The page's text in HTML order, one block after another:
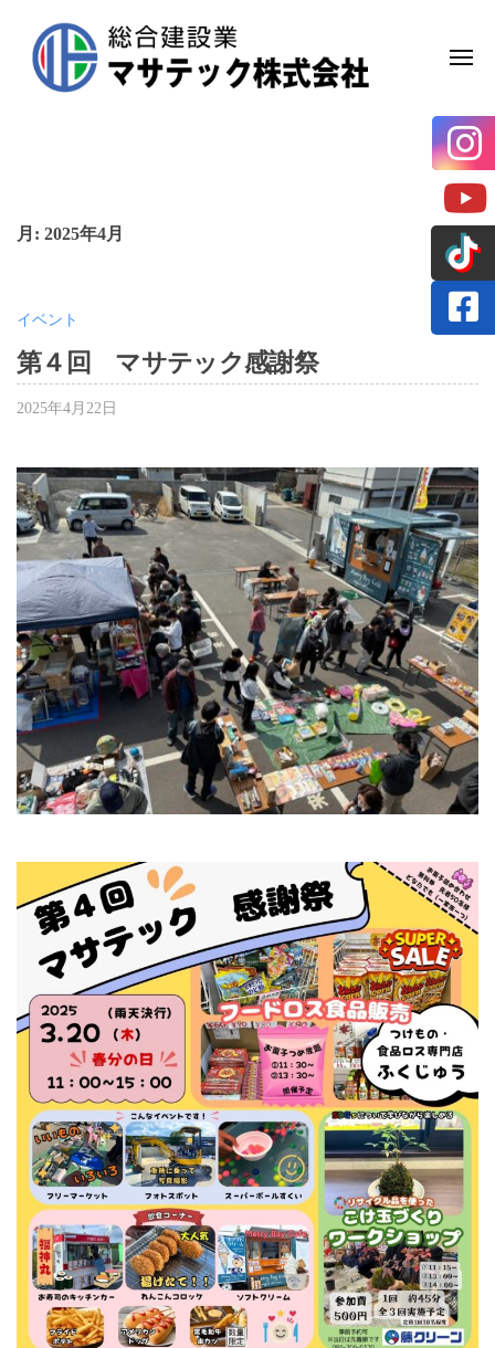
content
ッ
式
会
社
合
会
月: 2025年4月
イベント
第４回 マサテック感謝祭
2025年4月22日
サ
テ
ッ
経
理
部
テ
ッ
社